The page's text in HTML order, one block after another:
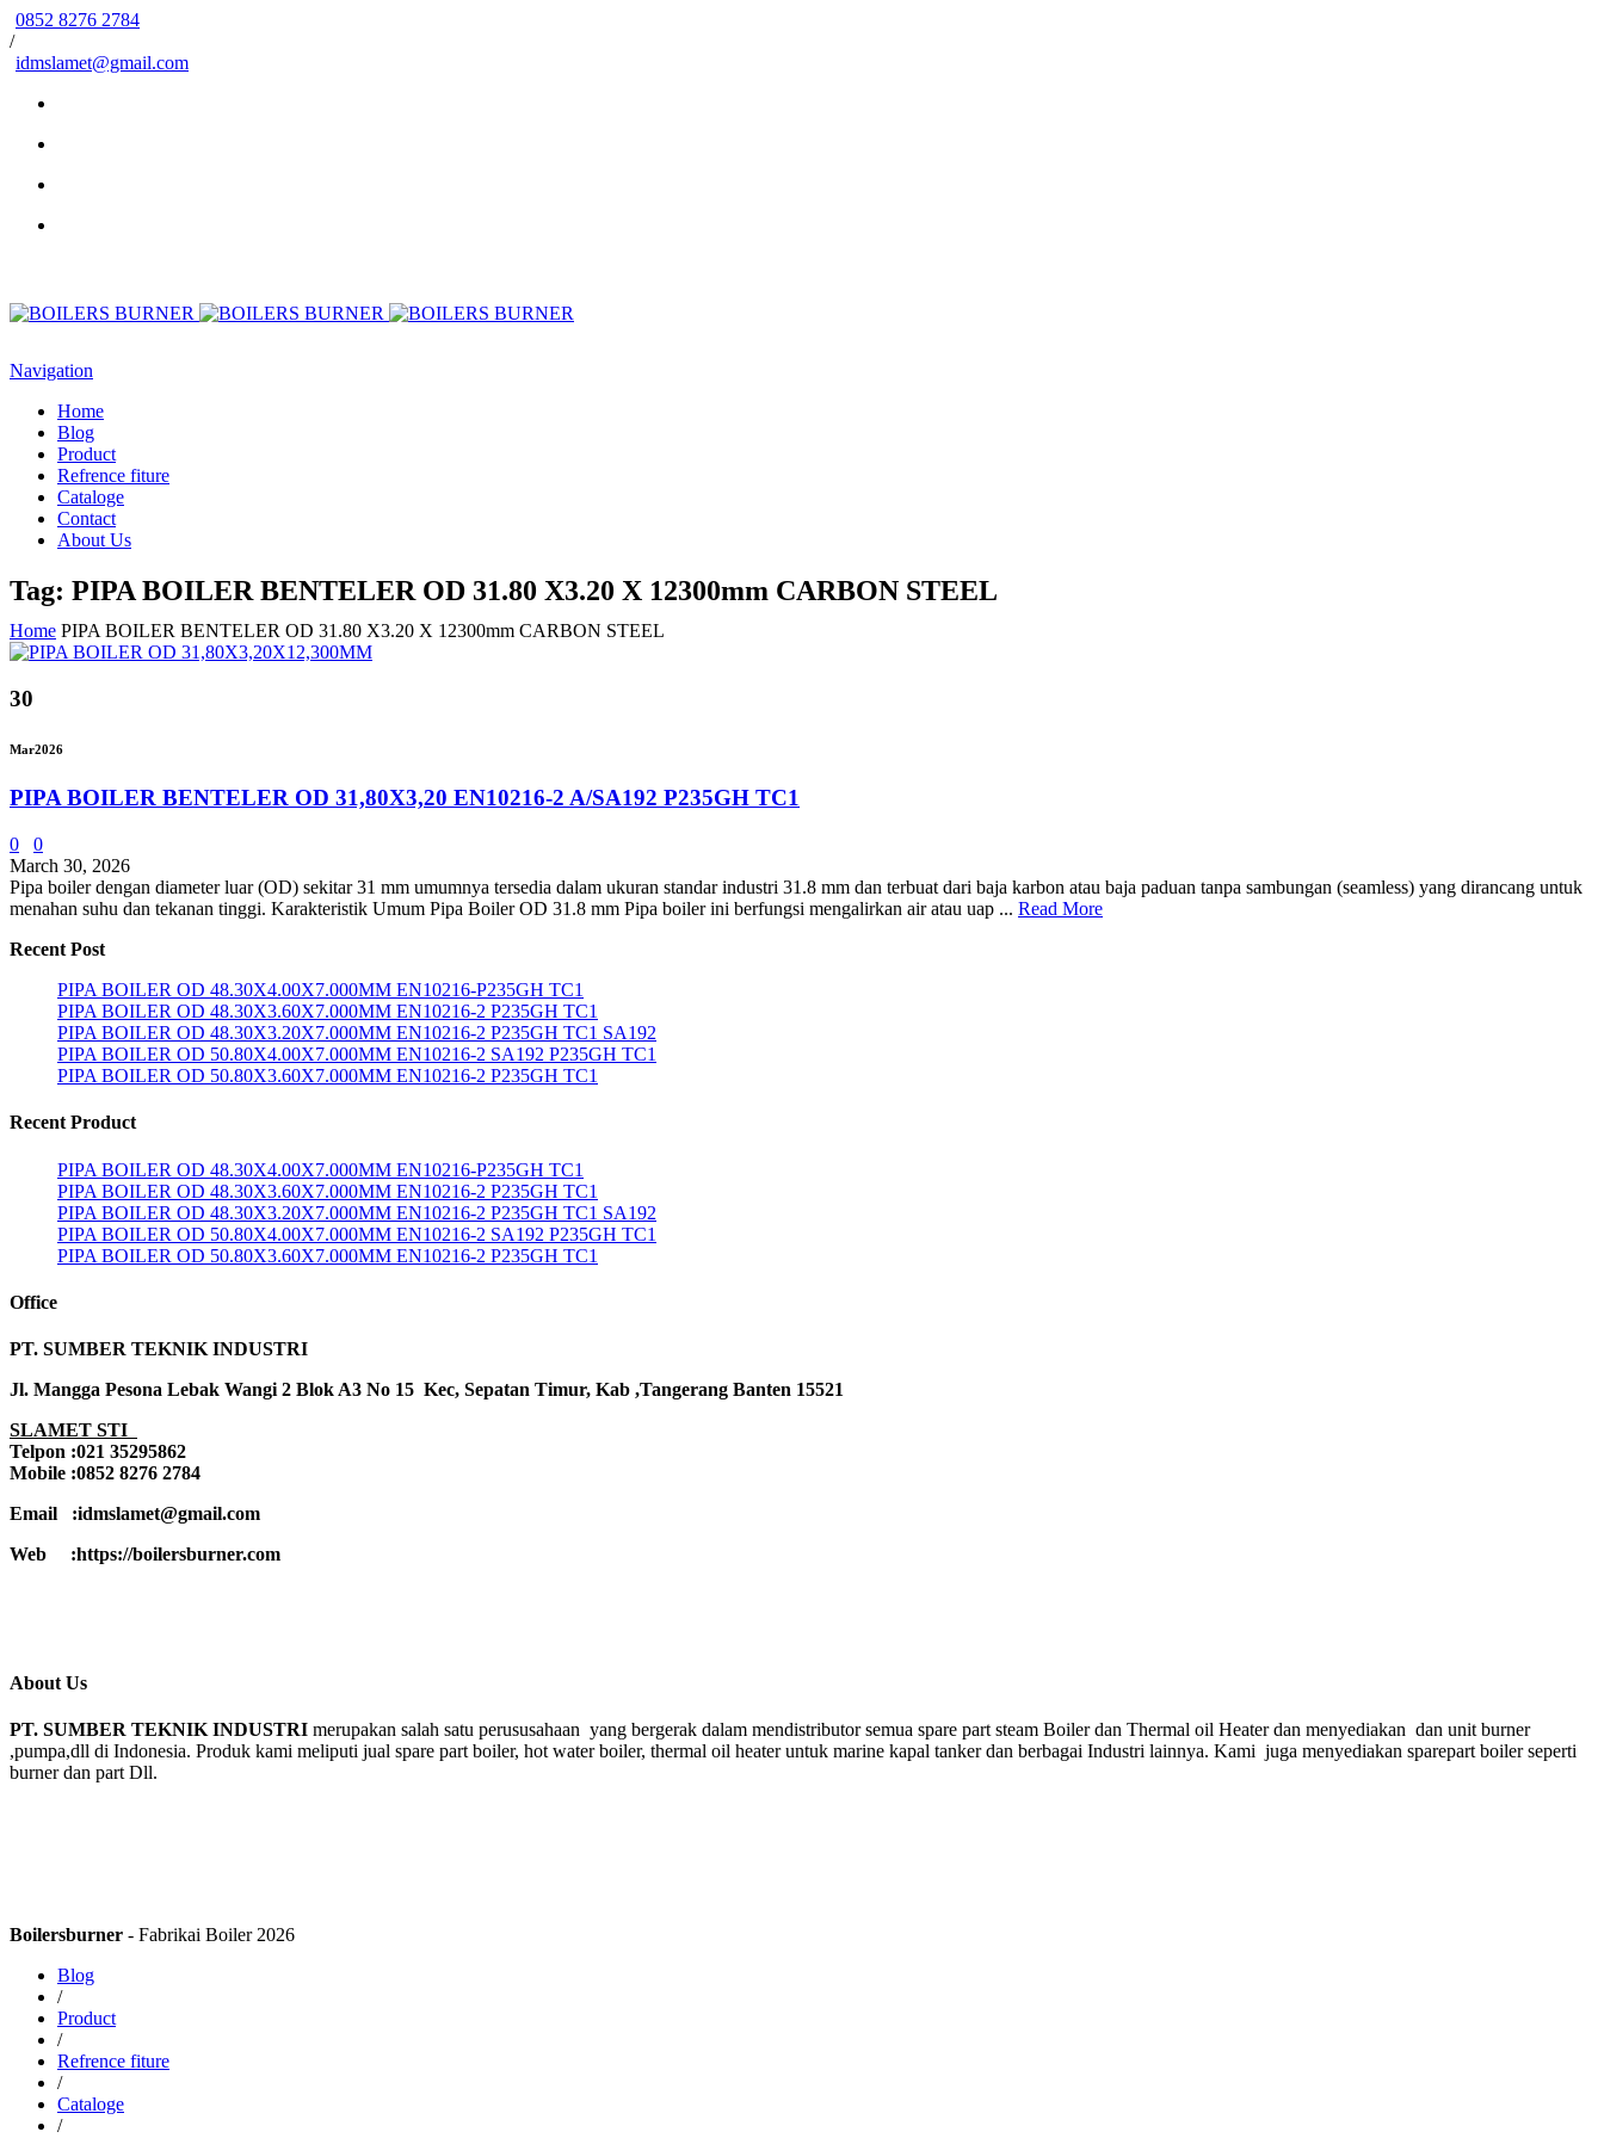
0852 8276 2784
/
idmslamet@gmail.com
Navigation
Home
Blog
Product
Refrence fiture
Cataloge
Contact
About Us
Tag: PIPA BOILER BENTELER OD 31.80 X3.20 X 12300mm CARBON STEEL
Home PIPA BOILER BENTELER OD 31.80 X3.20 X 12300mm CARBON STEEL
30
Mar2026
PIPA BOILER BENTELER OD 31,80X3,20 EN10216-2 A/SA192 P235GH TC1
0
0
March 30, 2026
Pipa boiler dengan diameter luar (OD) sekitar 31 mm umumnya tersedia dalam ukuran standar industri 31.8 mm dan terbuat dari baja karbon atau baja paduan tanpa sambungan (seamless) yang dirancang untuk
menahan suhu dan tekanan tinggi. Karakteristik Umum Pipa Boiler OD 31.8 mm Pipa boiler ini berfungsi mengalirkan air atau uap ... Read More
Recent Post
PIPA BOILER OD 48.30X4.00X7.000MM EN10216-P235GH TC1
PIPA BOILER OD 48.30X3.60X7.000MM EN10216-2 P235GH TC1
PIPA BOILER OD 48.30X3.20X7.000MM EN10216-2 P235GH TC1 SA192
PIPA BOILER OD 50.80X4.00X7.000MM EN10216-2 SA192 P235GH TC1
PIPA BOILER OD 50.80X3.60X7.000MM EN10216-2 P235GH TC1
Recent Product
PIPA BOILER OD 48.30X4.00X7.000MM EN10216-P235GH TC1
PIPA BOILER OD 48.30X3.60X7.000MM EN10216-2 P235GH TC1
PIPA BOILER OD 48.30X3.20X7.000MM EN10216-2 P235GH TC1 SA192
PIPA BOILER OD 50.80X4.00X7.000MM EN10216-2 SA192 P235GH TC1
PIPA BOILER OD 50.80X3.60X7.000MM EN10216-2 P235GH TC1
Office
PT. SUMBER TEKNIK INDUSTRI
Jl. Mangga Pesona Lebak Wangi 2 Blok A3 No 15 Kec, Sepatan Timur, Kab ,Tangerang Banten 15521
SLAMET STI
Telpon :021 35295862
Mobile :0852 8276 2784
Email :idmslamet@gmail.com
Web :https://boilersburner.com
About Us
PT. SUMBER TEKNIK INDUSTRI merupakan salah satu perususahaan yang bergerak dalam mendistributor semua spare part steam Boiler dan Thermal oil Heater dan menyediakan dan unit burner
,pumpa,dll di Indonesia. Produk kami meliputi jual spare part boiler, hot water boiler, thermal oil heater untuk marine kapal tanker dan berbagai Industri lainnya. Kami juga menyediakan sparepart boiler seperti
burner dan part Dll.
Boilersburner - Fabrikai Boiler 2026
Blog
/
Product
/
Refrence fiture
/
Cataloge
/